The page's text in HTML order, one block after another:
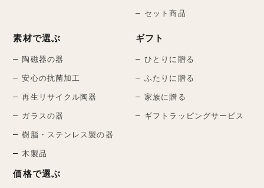
セット商品
素材で選ぶ
陶磁器の器
安心の抗菌加工
再生リサイクル陶器
ガラスの器
樹脂・ステンレス製の器
木製品
価格で選ぶ
ギフト
ひとりに贈る
ふたりに贈る
家族に贈る
ギフトラッピングサービス